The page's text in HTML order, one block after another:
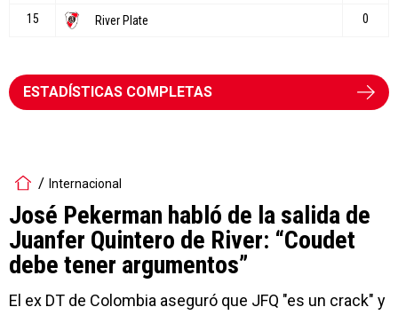
ESTADÍSTICAS COMPLETAS
Internacional
José Pekerman habló de la salida de
Juanfer Quintero de River: “Coudet
debe tener argumentos”
El ex DT de Colombia aseguró que JFQ "es un crack" y